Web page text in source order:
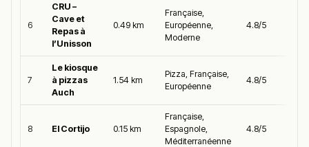
6
CRU –
Cave et
Repas à
l’Unisson
0.49 km
Française,
Européenne,
Moderne
4.8/5
7
Le kiosque
à pizzas
Auch
1.54 km
Pizza, Française,
Européenne
4.8/5
8 El Cortijo 0.15 km
Française,
Espagnole,
Méditerranéenne
4.8/5